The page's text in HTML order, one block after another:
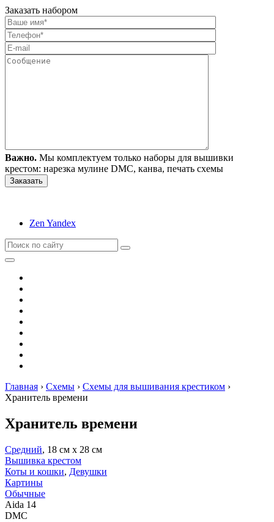
Заказать набором
Важно. Мы комплектуем только наборы для вышивки
крестом: нарезка мулине DMC, канва, печать схемы
Zen Yandex
Главная › Схемы › Схемы для вышивания крестиком ›
Хранитель времени
Хранитель времени
Средний, 18 см х 28 см
Вышивка крестом
Коты и кошки, Девушки
Картины
Обычные
Aida 14
DMC